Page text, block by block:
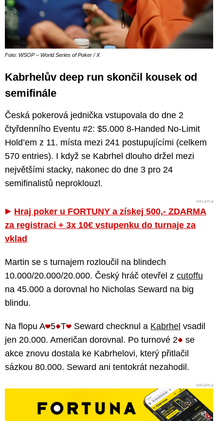
Foto: WSOP – World Series of Poker / X
Kabrhelův deep run skončil kousek od
semifinále
Česká pokerová jednička vstupovala do dne 2
čtyřdenního Eventu #2: $5.000 8-Handed No-Limit
Hold’em z 11. místa mezi 241 postupujícími (celkem
570 entries). I když se Kabrhel dlouho držel mezi
největšími stacky, nakonec do dne 3 pro 24
semifinalistů neproklouzl.
Hraj poker u FORTUNY a získej 500,- ZDARMA
za registraci + 3x 10€ vstupenku do turnaje za
vklad
Martin se s turnajem rozloučil na blindech
10.000/20.000/20.000. Český hráč otevřel z cutoffu
na 45.000 a dorovnal ho Nicholas Seward na big
blindu.
Na flopu A 5 T Seward checknul a Kabrhel vsadil
jen 20.000. Američan dorovnal. Po turnové 2
se
akce znovu dostala ke Kabrhelovi, který přitlačil
sázkou 80.000. Seward ani tentokrát nezahodil.